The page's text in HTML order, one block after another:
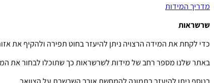
מדריך המידות
שרשראות
כדי לקחת את המידה הרצויה ניתן להיעזר בחוט תפירה ולהקיף את
באתר שלנו מספר רחב של מידות לשרשראות כך שתוכלו לבחור את